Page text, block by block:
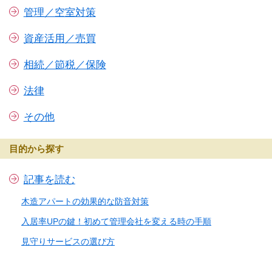
管理／空室対策
資産活用／売買
相続／節税／保険
法律
その他
目的から探す
記事を読む
木造アパートの効果的な防音対策
入居率UPの鍵！初めて管理会社を変える時の手順
見守りサービスの選び方